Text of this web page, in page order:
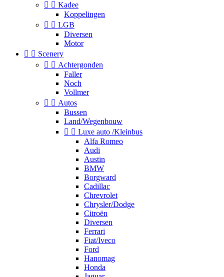
  Kadee
Koppelingen
  LGB
Diversen
Motor
  Scenery
  Achtergonden
Faller
Noch
Vollmer
  Autos
Bussen
Land/Wegenbouw
  Luxe auto /Kleinbus
Alfa Romeo
Audi
Austin
BMW
Borgward
Cadillac
Chrevrolet
Chrysler/Dodge
Citroën
Diversen
Ferrari
Fiat/Iveco
Ford
Hanomag
Honda